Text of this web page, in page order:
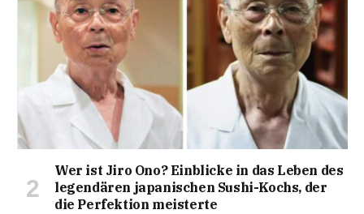
Wer ist Jiro Ono? Einblicke in das Leben des
legendären japanischen Sushi-Kochs, der
die Perfektion meisterte